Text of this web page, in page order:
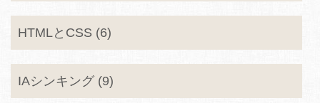
HTMLとCSS (6)
IAシンキング (9)